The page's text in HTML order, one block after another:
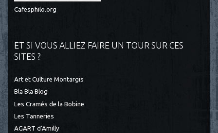
Cafesphilo.org
ET SI VOUS ALLIEZ FAIRE UN TOUR SUR CES
SITES ?
Art et Culture Montargis
Bla Bla Blog
Les Cramés de la Bobine
Les Tanneries
AGART d'Amilly